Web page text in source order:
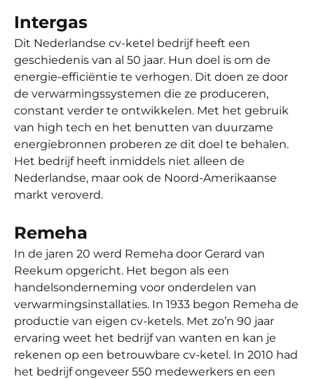
Intergas
Dit Nederlandse cv-ketel bedrijf heeft een
geschiedenis van al 50 jaar. Hun doel is om de
energie-efficiëntie te verhogen. Dit doen ze door
de verwarmingssystemen die ze produceren,
constant verder te ontwikkelen. Met het gebruik
van high tech en het benutten van duurzame
energiebronnen proberen ze dit doel te behalen.
Het bedrijf heeft inmiddels niet alleen de
Nederlandse, maar ook de Noord-Amerikaanse
markt veroverd.
Remeha
In de jaren 20 werd Remeha door Gerard van
Reekum opgericht. Het begon als een
handelsonderneming voor onderdelen van
verwarmingsinstallaties. In 1933 begon Remeha de
productie van eigen cv-ketels. Met zo’n 90 jaar
ervaring weet het bedrijf van wanten en kan je
rekenen op een betrouwbare cv-ketel. In 2010 had
het bedrijf ongeveer 550 medewerkers en een